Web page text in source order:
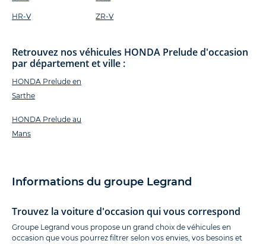
HR-V ZR-V
Retrouvez nos véhicules HONDA Prelude d'occasion
par département et ville :
HONDA Prelude en
Sarthe
HONDA Prelude au
Mans
Informations du groupe Legrand
Trouvez la voiture d'occasion qui vous correspond
Groupe Legrand vous propose un grand choix de véhicules en
occasion que vous pourrez filtrer selon vos envies, vos besoins et